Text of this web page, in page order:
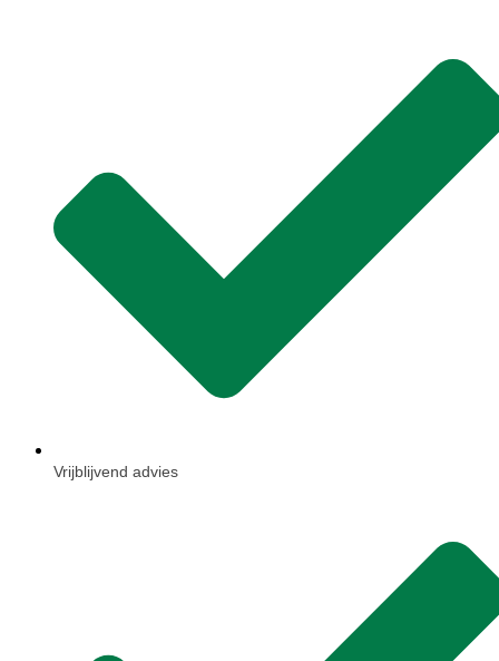
Vrijblijvend advies